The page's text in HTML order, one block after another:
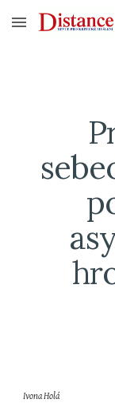
Skip to main
Ivona Holá